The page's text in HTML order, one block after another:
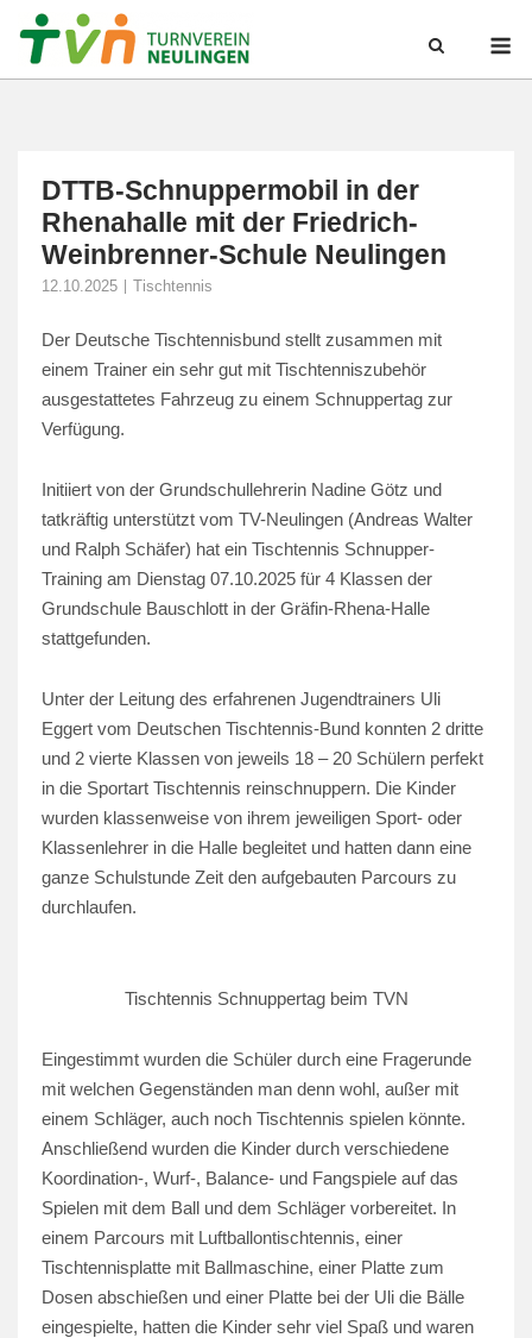
DTTB-Schnuppermobil in der
Rhenahalle mit der Friedrich-
Weinbrenner-Schule Neulingen
12.10.2025 Tischtennis
Der Deutsche Tischtennisbund stellt zusammen mit
einem Trainer ein sehr gut mit Tischtenniszubehör
ausgestattetes Fahrzeug zu einem Schnuppertag zur
Verfügung.
Initiiert von der Grundschullehrerin Nadine Götz und
tatkräftig unterstützt vom TV-Neulingen (Andreas Walter
und Ralph Schäfer) hat ein Tischtennis Schnupper-
Training am Dienstag 07.10.2025 für 4 Klassen der
Grundschule Bauschlott in der Gräfin-Rhena-Halle
stattgefunden.
Unter der Leitung des erfahrenen Jugendtrainers Uli
Eggert vom Deutschen Tischtennis-Bund konnten 2 dritte
und 2 vierte Klassen von jeweils 18 – 20 Schülern perfekt
in die Sportart Tischtennis reinschnuppern. Die Kinder
wurden klassenweise von ihrem jeweiligen Sport- oder
Klassenlehrer in die Halle begleitet und hatten dann eine
ganze Schulstunde Zeit den aufgebauten Parcours zu
durchlaufen.
Tischtennis Schnuppertag beim TVN
Eingestimmt wurden die Schüler durch eine Fragerunde
mit welchen Gegenständen man denn wohl, außer mit
einem Schläger, auch noch Tischtennis spielen könnte.
Anschließend wurden die Kinder durch verschiedene
Koordination-, Wurf-, Balance- und Fangspiele auf das
Spielen mit dem Ball und dem Schläger vorbereitet. In
einem Parcours mit Luftballontischtennis, einer
Tischtennisplatte mit Ballmaschine, einer Platte zum
Dosen abschießen und einer Platte bei der Uli die Bälle
eingespielte, hatten die Kinder sehr viel Spaß und waren